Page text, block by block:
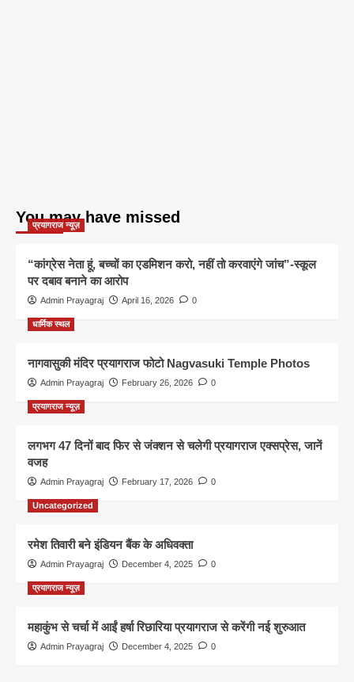
You may have missed
प्रयागराज न्यूज़
“कांग्रेस नेता हूं, बच्चों का एडमिशन करो, नहीं तो करवाएंगे जांच”-स्कूल
पर दबाव बनाने का आरोप
Admin Prayagraj April 16, 2026 0
धार्मिक स्थल
नागवासुकी मंदिर प्रयागराज फोटो Nagvasuki Temple Photos
Admin Prayagraj February 26, 2026 0
प्रयागराज न्यूज़
लगभग 47 दिनों बाद फिर से जंक्शन से चलेगी प्रयागराज एक्सप्रेस, जानें
वजह
Admin Prayagraj February 17, 2026 0
Uncategorized
रमेश तिवारी बने इंडियन बैंक के अधिवक्ता
Admin Prayagraj December 4, 2025 0
प्रयागराज न्यूज़
महाकुंभ से चर्चा में आईं हर्षा रिछारिया प्रयागराज से करेंगी नई शुरुआत
Admin Prayagraj December 4, 2025 0